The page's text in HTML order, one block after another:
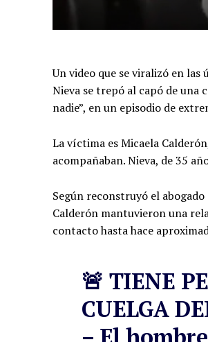
Un video que se viralizó en
Nieva se trepó al capó de una
nadie”, en un episodio de
La víctima es Micaela
acompañaban. Nieva, de 35
Según reconstruyó el
Calderón mantuvieron una
contacto hasta hace
🚨 TIENE
CUELGA